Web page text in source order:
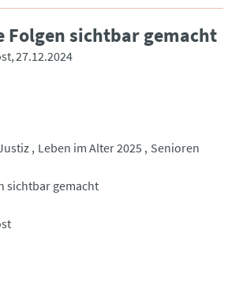
Folgen sichtbar gemacht
27.12.2024
Leben im Alter 2025
Senioren
sichtbar gemacht